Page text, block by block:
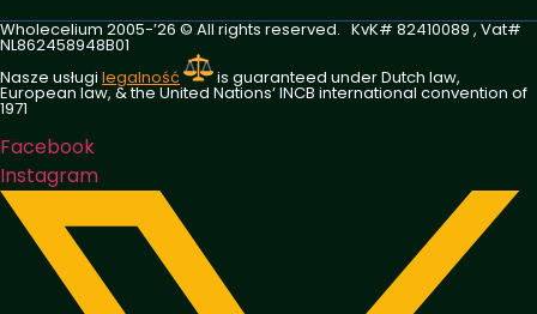
Wholecelium 2005-’26 ©️ All rights reserved. KvK# 82410089 , Vat#
NL862458948B01
Nasze usługi legalność is guaranteed under Dutch law,
European law, & the United Nations‘ INCB international convention of
1971
Facebook
Instagram